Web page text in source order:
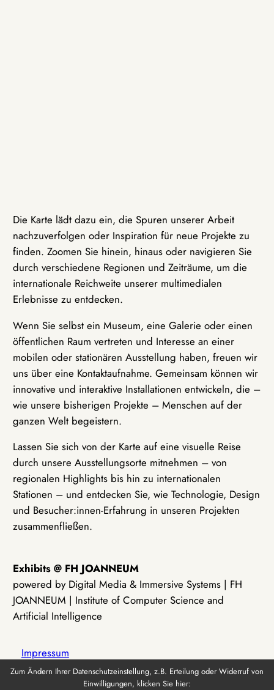
Die Karte lädt dazu ein, die Spuren unserer Arbeit
nachzuverfolgen oder Inspiration für neue Projekte zu
finden. Zoomen Sie hinein, hinaus oder navigieren Sie
durch verschiedene Regionen und Zeiträume, um die
internationale Reichweite unserer multimedialen
Erlebnisse zu entdecken.
Wenn Sie selbst ein Museum, eine Galerie oder einen
öffentlichen Raum vertreten und Interesse an einer
mobilen oder stationären Ausstellung haben, freuen wir
uns über eine Kontaktaufnahme. Gemeinsam können wir
innovative und interaktive Installationen entwickeln, die –
wie unsere bisherigen Projekte – Menschen auf der
ganzen Welt begeistern.
Lassen Sie sich von der Karte auf eine visuelle Reise
durch unsere Ausstellungsorte mitnehmen – von
regionalen Highlights bis hin zu internationalen
Stationen – und entdecken Sie, wie Technologie, Design
und Besucher:innen-Erfahrung in unseren Projekten
zusammenfließen.
Exhibits @ FH JOANNEUM
powered by Digital Media & Immersive Systems | FH
JOANNEUM | Institute of Computer Science and
Artificial Intelligence
Impressum
Zum Ändern Ihrer Datenschutzeinstellung, z.B. Erteilung oder Widerruf von
Einwilligungen, klicken Sie hier: